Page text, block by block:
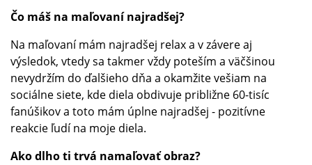
Čo máš na maľovaní najradšej?
Na maľovaní mám najradšej relax a v závere aj
výsledok, vtedy sa takmer vždy poteším a väčšinou
nevydržím do ďalšieho dňa a okamžite vešiam na
sociálne siete, kde diela obdivuje približne 60-tisíc
fanúšikov a toto mám úplne najradšej - pozitívne
reakcie ľudí na moje diela.
Ako dlho ti trvá namaľovať obraz?